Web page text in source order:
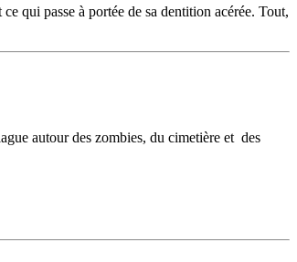
qui passe à portée de sa dentition acérée. Tout,
autour des zombies, du cimetière et des